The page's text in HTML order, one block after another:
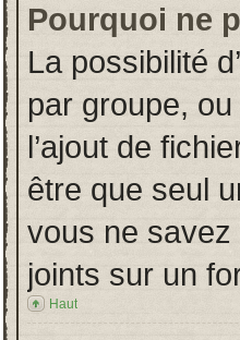
Pourquoi ne
La possibilité
par groupe,
l’ajout de
être que seul
vous ne
joints sur un
Haut